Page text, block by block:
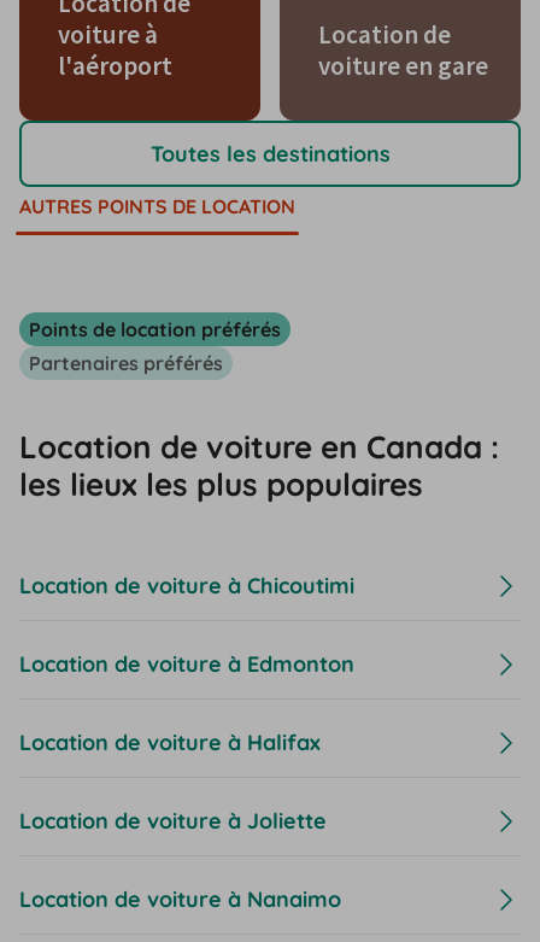
voiture à
l'aéroport
Location de
voiture en gare
Toutes les destinations
AUTRES POINTS DE LOCATION
Points de location préférés
Partenaires préférés
Location de voiture en Canada :
les lieux les plus populaires
Location de voiture à Chicoutimi
Location de voiture à Edmonton
Location de voiture à Halifax
Location de voiture à Joliette
Location de voiture à Nanaimo